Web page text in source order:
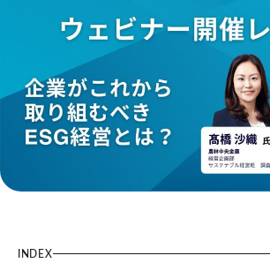
INDEX